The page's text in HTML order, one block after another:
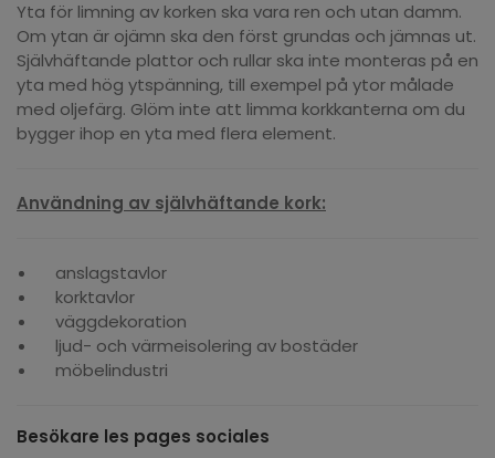
Yta för limning av korken ska vara ren och utan damm.
Om ytan är ojämn ska den först grundas och jämnas ut.
Självhäftande plattor och rullar ska inte monteras på en
yta med hög ytspänning, till exempel på ytor målade
med oljefärg. Glöm inte att limma korkkanterna om du
bygger ihop en yta med flera element.
Användning av självhäftande kork:
anslagstavlor
korktavlor
väggdekoration
ljud- och värmeisolering av bostäder
möbelindustri
Besökare les pages sociales